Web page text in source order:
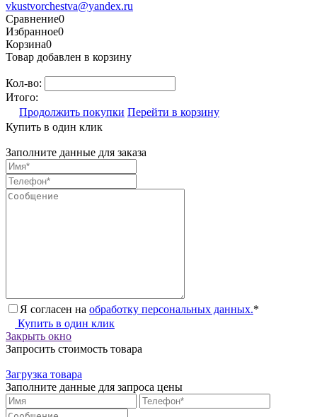
vkustvorchestva@yandex.ru
Сравнение0
Избранное0
Корзина0
Товар добавлен в корзину
Кол-во:
Итого:
Продолжить покупки Перейти в корзину
Купить в один клик
Заполните данные для заказа
Я согласен на обработку персональных данных.*
Купить в один клик
Закрыть окно
Запросить стоимость товара
Загрузка товара
Заполните данные для запроса цены